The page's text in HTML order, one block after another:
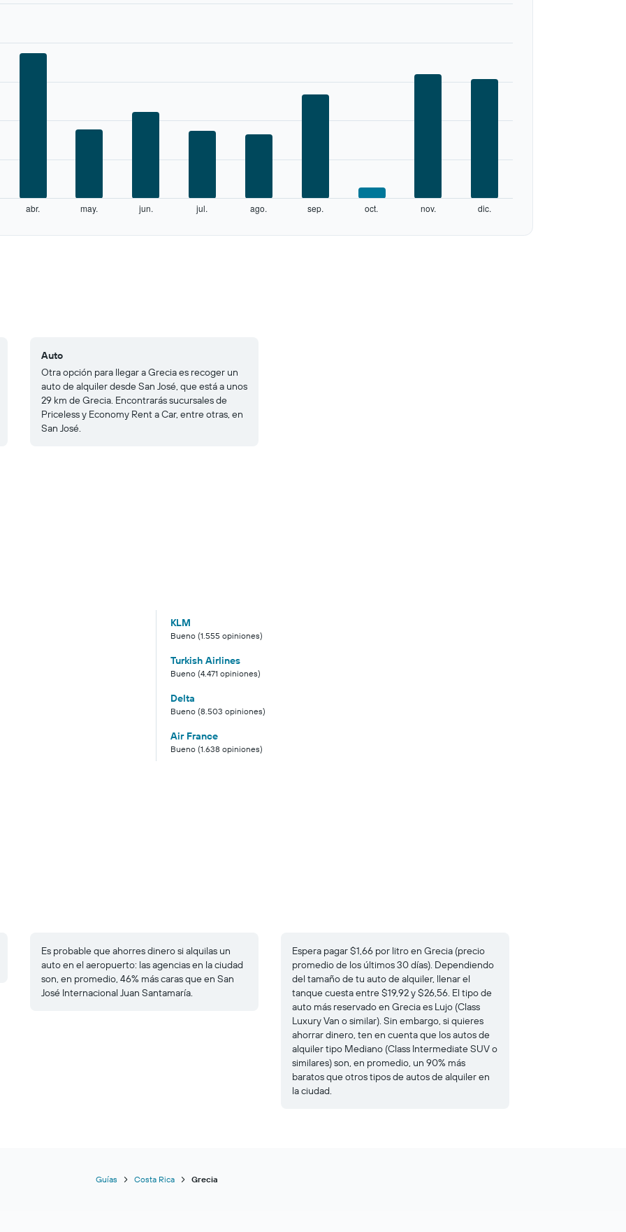
abr. may. jun. jul. ago. sep. oct. nov. dic.
Auto
Otra opción para llegar a Grecia es recoger un
auto de alquiler desde San José, que está a unos
29 km de Grecia. Encontrarás sucursales de
Priceless y Economy Rent a Car, entre otras, en
San José.
KLM
Bueno (1.555 opiniones)
Turkish Airlines
Bueno (4.471 opiniones)
Delta
Bueno (8.503 opiniones)
Air France
Bueno (1.638 opiniones)
Es probable que ahorres dinero si alquilas un
auto en el aeropuerto: las agencias en la ciudad
son, en promedio, 46% más caras que en San
José Internacional Juan Santamaría.
Espera pagar $1,66 por litro en Grecia (precio
promedio de los últimos 30 días). Dependiendo
del tamaño de tu auto de alquiler, llenar el
tanque cuesta entre $19,92 y $26,56. El tipo de
auto más reservado en Grecia es Lujo (Class
Luxury Van o similar). Sin embargo, si quieres
ahorrar dinero, ten en cuenta que los autos de
alquiler tipo Mediano (Class Intermediate SUV o
similares) son, en promedio, un 90% más
baratos que otros tipos de autos de alquiler en
la ciudad.
Guías Costa Rica Grecia